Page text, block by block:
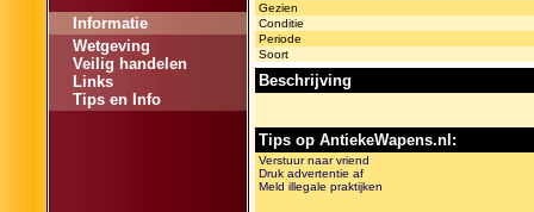
Informatie
Wetgeving
Veilig handelen
Links
Tips en Info
Gezien
Conditie
Periode
Soort
Beschrijving
Tips op AntiekeWapens.nl:
Verstuur naar vriend
Druk advertentie af
Meld illegale praktijken